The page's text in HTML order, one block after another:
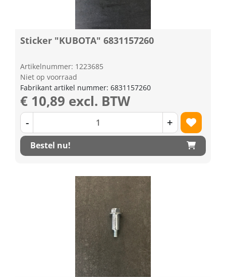
Sticker "KUBOTA" 6831157260
Artikelnummer: 1223685
Niet op voorraad
Fabrikant artikel nummer: 6831157260
€ 10,89 excl. BTW
- +
Bestel nu!